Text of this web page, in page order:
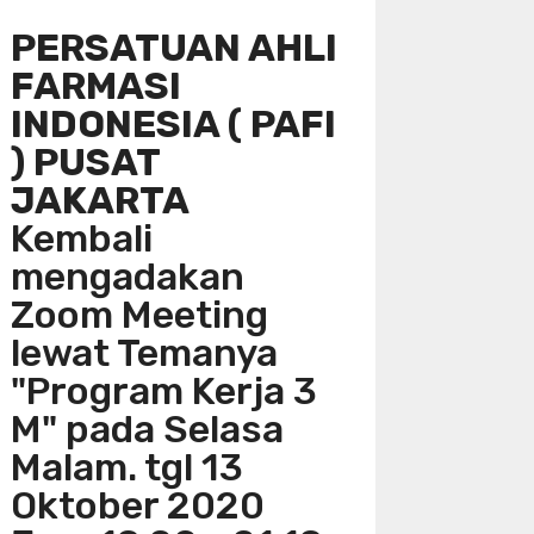
PERSATUAN AHLI
FARMASI
INDONESIA ( PAFI
) PUSAT
JAKARTA
Kembali
mengadakan
Zoom Meeting
lewat Temanya
"Program Kerja 3
M" pada Selasa
Malam. tgl 13
Oktober 2020